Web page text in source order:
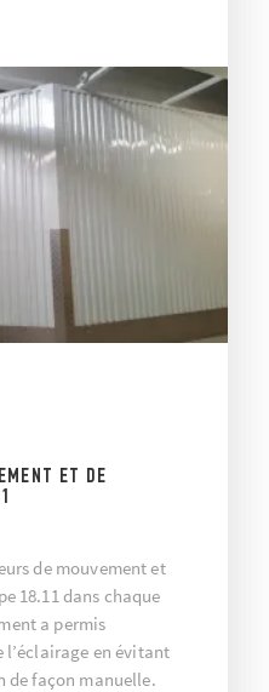
ET DE
de mouvement et
18.11 dans chaque
a permis
l’éclairage en évitant
de façon manuelle.